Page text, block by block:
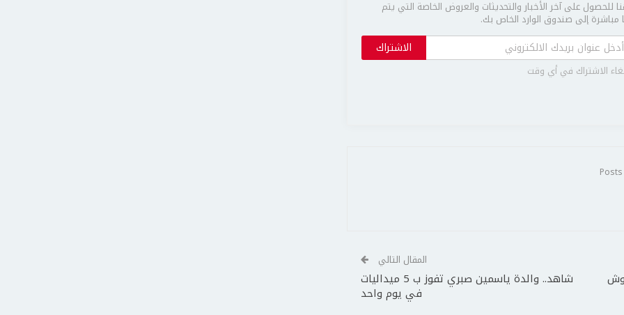
للحصول على آخر الأخبار والتحديثات والعروض الخاصة التي يتم
إلى صندوق الوارد الخاص بك.
الاشتراك
الاشتراك في أي وقت
المقال التالي
شاهد.. والدة ياسمين صبري تفوز ب 5 ميداليات
في يوم واحد